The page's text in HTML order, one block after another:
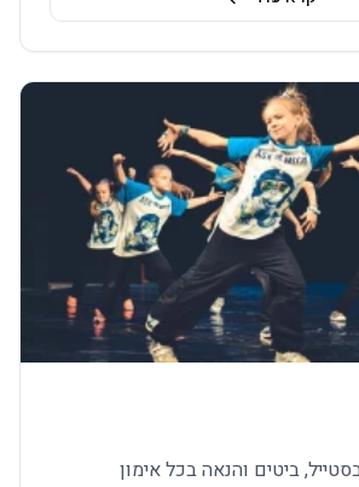
ביטים והנאה בכל אימון